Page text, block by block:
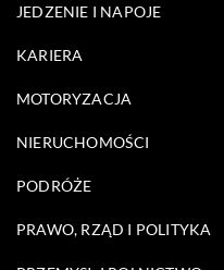
JEDZENIE I NAPOJE
KARIERA
MOTORYZACJA
NIERUCHOMOŚCI
PODRÓŻE
PRAWO, RZĄD I POLITYKA